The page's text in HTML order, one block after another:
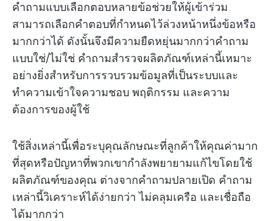
คำถามแบบเลือกตอบหลายข้อช่วยให้ผู้เข้าร่วม
สามารถเลือกคำตอบที่กำหนดไว้ล่วงหน้าหนึ่งข้อหรือ
มากกว่าได้ ดังนั้นจึงมีความยืดหยุ่นมากกว่าคำถาม
แบบใช่/ไม่ใช่ คำถามสำรวจผลิตภัณฑ์เหล่านี้เหมาะ
อย่างยิ่งสำหรับการรวบรวมข้อมูลที่เป็นระบบและ
ทำความเข้าใจความชอบ พฤติกรรม และความ
ต้องการของผู้ใช้
ใช้สิ่งเหล่านี้เพื่อระบุคุณลักษณะที่ลูกค้าให้คุณค่ามาก
ที่สุดหรือปัญหาที่พวกเขากำลังพยายามแก้ไขโดยใช้
ผลิตภัณฑ์ของคุณ ต่างจากคำถามปลายเปิด คำถาม
เหล่านี้วิเคราะห์ได้ง่ายกว่า ไม่คลุมเครือ และเชื่อถือ
ได้มากกว่า